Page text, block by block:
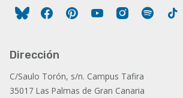
FacebookPinterestYouTubeInstagram
Spotify
Dirección
C/Saulo Torón, s/n. Campus Tafira
35017 Las Palmas de Gran Canaria